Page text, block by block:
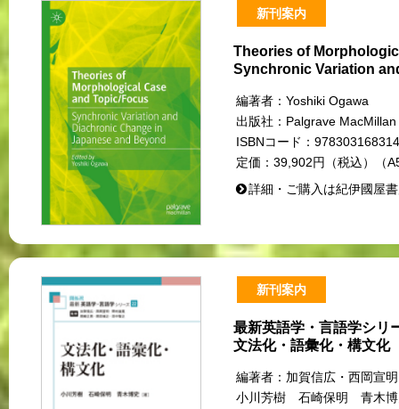
新刊案内
Theories of
Synchronic Variation
編著者： Yoshiki Ogawa
出版社： Palgrave MacMillan
ISBNコード：
定価： 39,902円（税込）（
詳細・ご購入は紀伊國屋
新刊案内
最新英語学・言語学シリ
文法化・語彙化・構文化
編著者： 加賀信広・西岡宣
小川芳樹 石崎保明 青木